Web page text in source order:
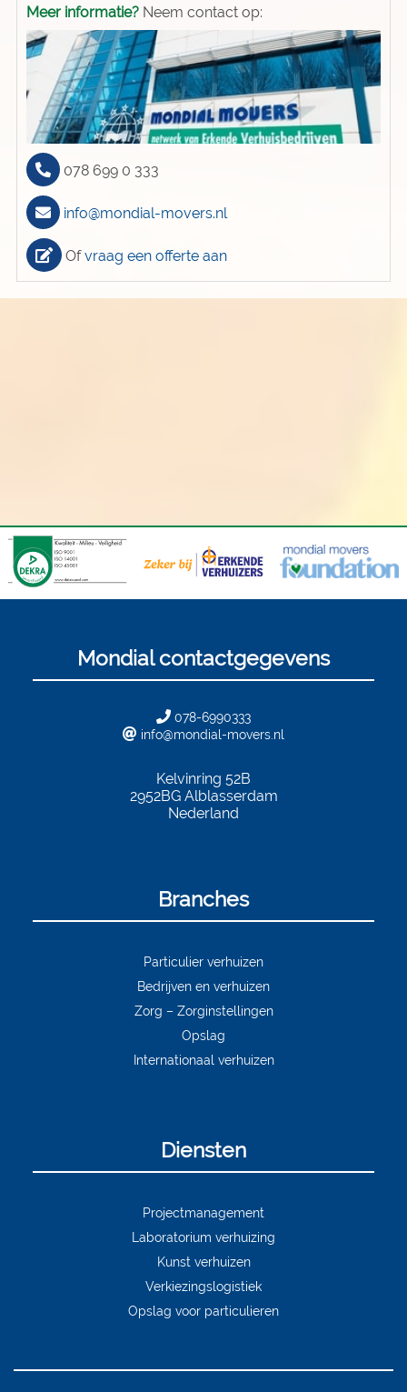
Meer informatie?Neem contact op:
078 699 0 333
info@mondial-movers.nl
Ofvraag een offerte aan
Mondial contactgegevens
078-6990333
info@mondial-movers.nl
Kelvinring 52B
2952BGAlblasserdam
Nederland
Branches
Particulier verhuizen
Bedrijven en verhuizen
Zorg – Zorginstellingen
Opslag
Internationaal verhuizen
Diensten
Projectmanagement
Laboratorium verhuizing
Kunst verhuizen
Verkiezingslogistiek
Opslag voor particulieren